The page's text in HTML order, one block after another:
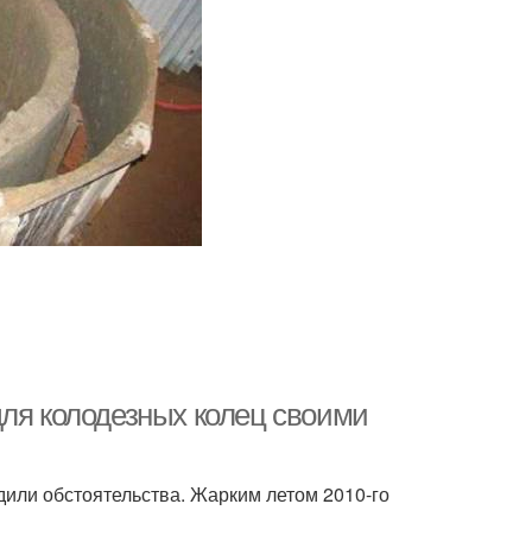
колодезных колец своими
обстоятельства. Жарким летом 2010-го